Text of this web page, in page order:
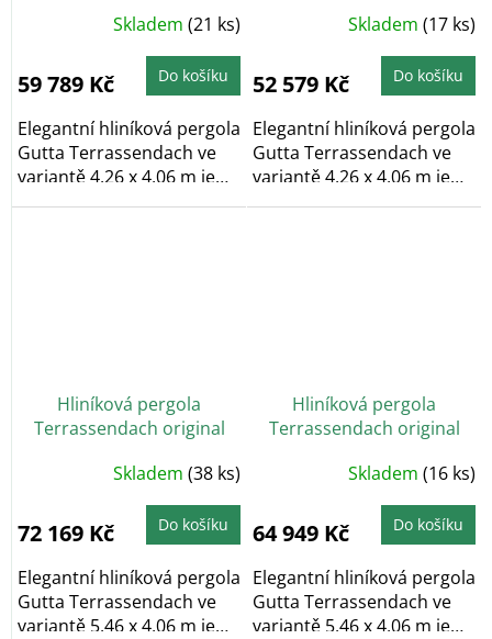
Průměrné
hodnocení
5,0
z
hvězdiček.
Skladem(21 ks)
59 789 Kč Do košíku
Elegantní hliníková pergola
Gutta Terrassendach ve
variantě 4,26 x 4,06 m je
vyrobena z...
Průměrné
hodnocení
5,0
z
hvězdiček.
Skladem(17 ks)
52 579 Kč Do košíku
Elegantní hliníková pergola
Gutta Terrassendach ve
variantě 4,26 x 4,06 m je
vyrobena z...
Hliníková pergola
Terrassendach original
Průměrné
hodnocení
5,0
z
hvězdiček.
Skladem(38 ks)
72 169 Kč Do košíku
Elegantní hliníková pergola
Gutta Terrassendach ve
variantě 5,46 x 4,06 m je
Hliníková pergola
Terrassendach original
Průměrné
hodnocení
5,0
z
hvězdiček.
Skladem(16 ks)
64 949 Kč Do košíku
Elegantní hliníková pergola
Gutta Terrassendach ve
variantě 5,46 x 4,06 m je